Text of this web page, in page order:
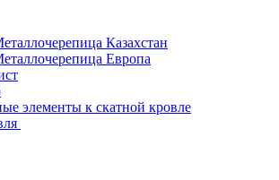
Казахстан
Европа
элементы к скатной кровле